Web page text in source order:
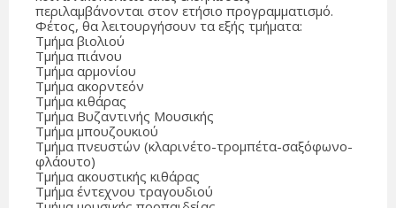
περιλαμβάνονται στον ετήσιο προγραμματισμό.
Φέτος, θα λειτουργήσουν τα εξής τμήματα:
Τμήμα βιολιού
Τμήμα πιάνου
Τμήμα αρμονίου
Τμήμα ακορντεόν
Τμήμα κιθάρας
Τμήμα Βυζαντινής Μουσικής
Τμήμα μπουζουκιού
Τμήμα πνευστών (κλαρινέτο-τρομπέτα-σαξόφωνο-
φλάουτο)
Τμήμα ακουστικής κιθάρας
Τμήμα έντεχνου τραγουδιού